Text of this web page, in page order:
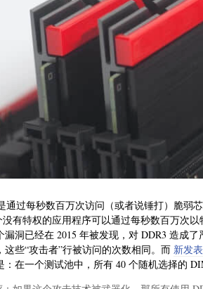
通过每秒数百万次访问（或者说锤打）脆弱
没有特权的应用程序可以通过每秒数百万次
漏洞已经在 2015 年被发现，对 DDR3 造成
这些“攻击者”行被访问的次数相同。而 新发
：在一个测试池中，所有 40 个随机选择的